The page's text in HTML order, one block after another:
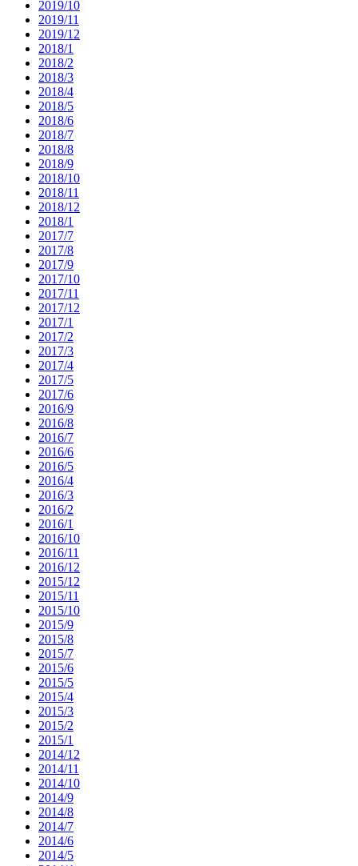
2019/10
2019/11
2019/12
2018/1
2018/2
2018/3
2018/4
2018/5
2018/6
2018/7
2018/8
2018/9
2018/10
2018/11
2018/12
2018/1
2017/7
2017/8
2017/9
2017/10
2017/11
2017/12
2017/1
2017/2
2017/3
2017/4
2017/5
2017/6
2016/9
2016/8
2016/7
2016/6
2016/5
2016/4
2016/3
2016/2
2016/1
2016/10
2016/11
2016/12
2015/12
2015/11
2015/10
2015/9
2015/8
2015/7
2015/6
2015/5
2015/4
2015/3
2015/2
2015/1
2014/12
2014/11
2014/10
2014/9
2014/8
2014/7
2014/6
2014/5